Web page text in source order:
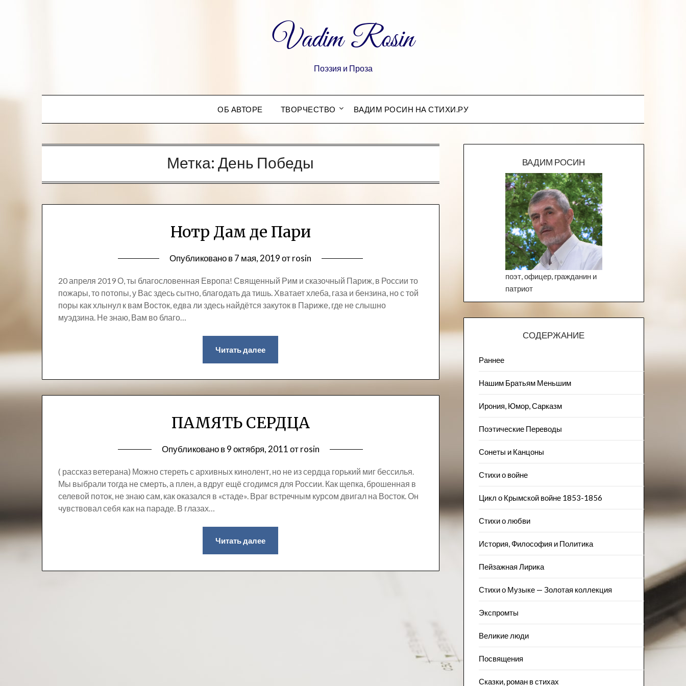
Vadim Rosin
Поэзия и Проза
ОБ АВТОРЕ ТВОРЧЕСТВО ВАДИМ РОСИН НА СТИХИ.РУ
Метка:День Победы
Нотр Дам де Пари
Опубликовано в7 мая, 2019отrosin
20 апреля 2019 О, ты благословенная Европа! Священный Рим и сказочный Париж, в России то
пожары, то потопы, у Вас здесь сытно, благодать да тишь. Хватает хлеба, газа и бензина, но с той
поры как хлынул к вам Восток, едва ли здесь найдётся закуток в Париже, где не слышно
муэдзина. Не знаю, Вам во благо…
Читать далее
ПАМЯТЬ СЕРДЦА
Опубликовано в9 октября, 2011отrosin
( рассказ ветерана) Можно стереть с архивных кинолент, но не из сердца горький миг бессилья.
Мы выбрали тогда не смерть, а плен, а вдруг ещё сгодимся для России. Как щепка, брошенная в
селевой поток, не знаю сам, как оказался в «стаде». Враг встречным курсом двигал на Восток. Он
чувствовал себя как на параде. В глазах…
Читать далее
ВАДИМ РОСИН
поэт, офицер, гражданин и
патриот
СОДЕРЖАНИЕ
Раннее
Нашим Братьям Меньшим
Ирония, Юмор, Сарказм
Поэтические Переводы
Сонеты и Канцоны
Стихи о войне
Цикл о Крымской войне 1853-1856
Стихи о любви
История, Философия и Политика
Пейзажна​я Лирика
Стихи о Музыке — Золотая коллекция
Экспромты
Великие люди
Посвящения
Сказки, роман в стихах